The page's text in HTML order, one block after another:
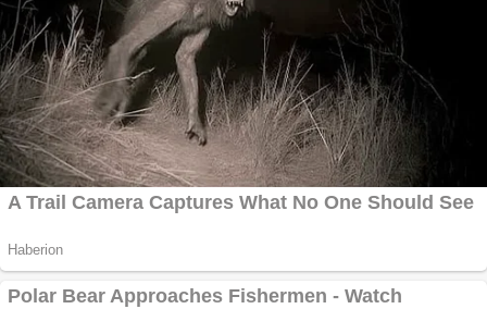
Creez aplicatie
ANDROID pentru
siteul tau
Anuntul tau apare in
mai multe ziare
online
Apartamente 2